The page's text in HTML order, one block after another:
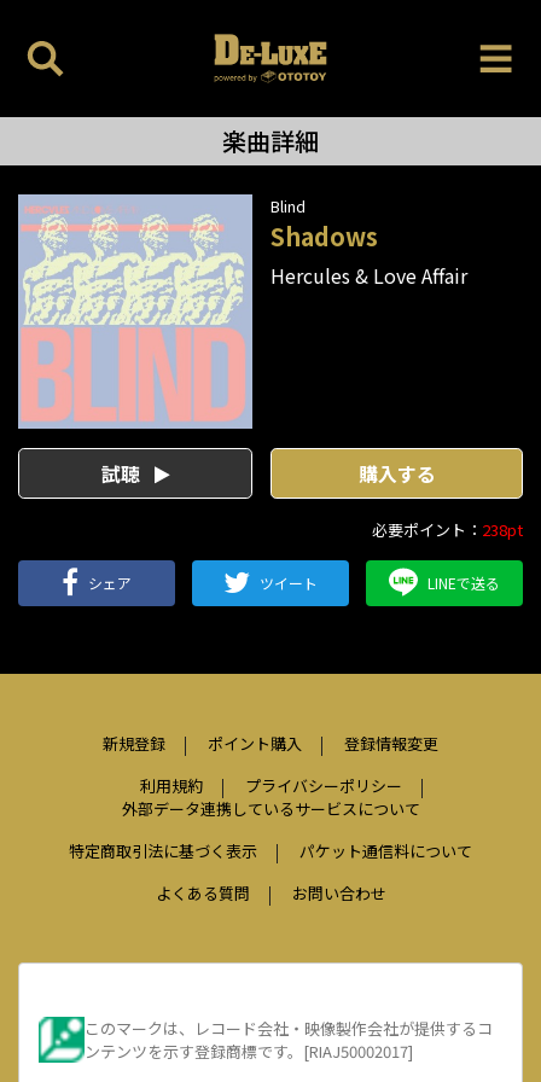
楽曲詳細
Blind
Shadows
Hercules & Love Affair
試聴 購入する
必要ポイント： 238pt
シェア ツイート LINEで送る
新規登録 ポイント購入
登録情報変更
利用規約
プライバシーポリシー
外部データ連携しているサービスについて
特定商取引法に基づく表示
パケット通信料について
よくある質問
お問い合わせ
このマークは、レコード会社・映像製作会社が提供するコ
ンテンツを示す登録商標です。[RIAJ50002017]